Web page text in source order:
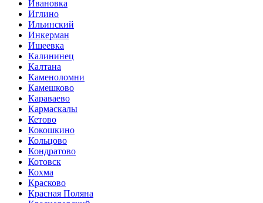
Ивановка
Иглино
Ильинский
Инкерман
Ишеевка
Калининец
Калтана
Каменоломни
Камешково
Караваево
Кармаскалы
Кетово
Кокошкино
Кольцово
Кондратово
Котовск
Кохма
Красково
Красная Поляна